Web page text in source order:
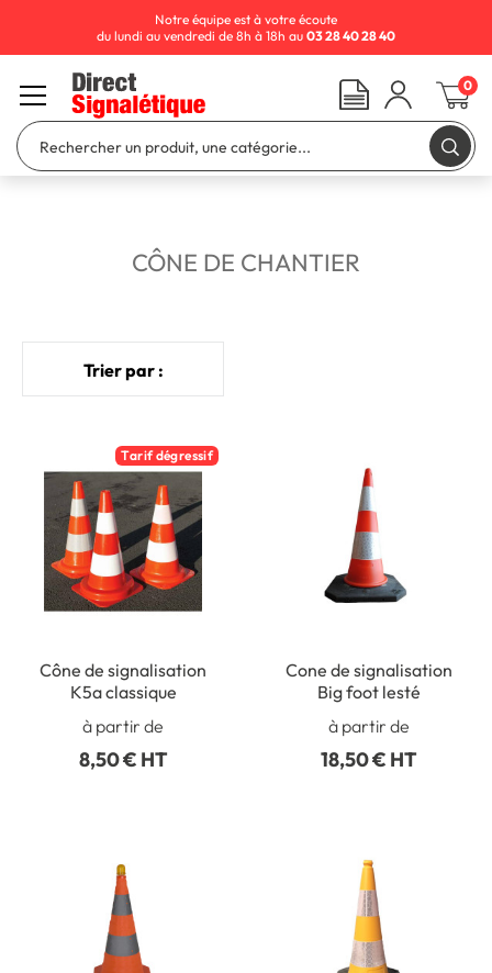
CÔNE DE CHANTIER
Trier par :
Tarif dégressif
Cône de signalisation
K5a classique
à partir de
8,50 € HT
Cone de signalisation
Big foot lesté
à partir de
18,50 € HT
Notre équipe est à votre écoute
du lundi au vendredi de 8h à 18h au 03 28 40 28 40
0